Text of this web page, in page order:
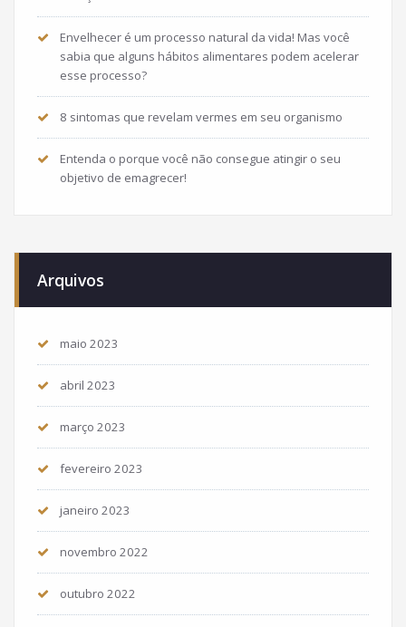
Envelhecer é um processo natural da vida! Mas você
sabia que alguns hábitos alimentares podem acelerar
esse processo?
8 sintomas que revelam vermes em seu organismo
Entenda o porque você não consegue atingir o seu
objetivo de emagrecer!
Arquivos
maio 2023
abril 2023
março 2023
fevereiro 2023
janeiro 2023
novembro 2022
outubro 2022